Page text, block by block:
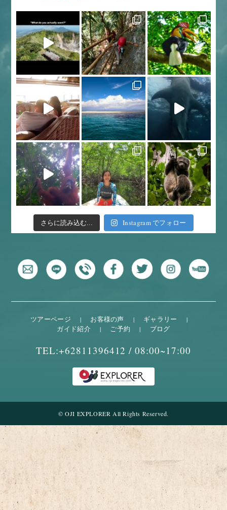
さらに読み込む... Instagram でフォロー
ツアーページ お客様の声
ギャラリー
ガイド紹介
ご予約 ブログ
TEL:+62811396412 /08:00~17:00
© OJI EXPLORER All Rights Reserved.